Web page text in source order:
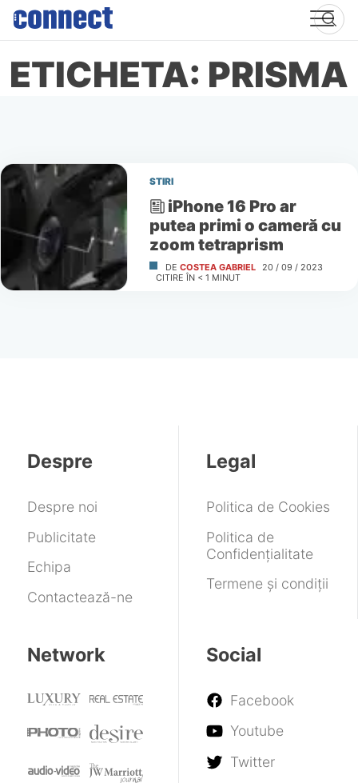
Skip
content
ETICHETA: PRISMA
STIRI
iPhone 16 Pro ar
putea primi o cameră cu
zoom tetraprism
DE COSTEA GABRIEL 20 / 09 / 2023
CITIRE ÎN < 1 MINUT
Despre
Despre noi
Publicitate
Echipa
Contactează-ne
Legal
Politica de Cookies
Politica de
Confidențialitate
Termene și condiții
Network Social
Facebook
Youtube
Twitter